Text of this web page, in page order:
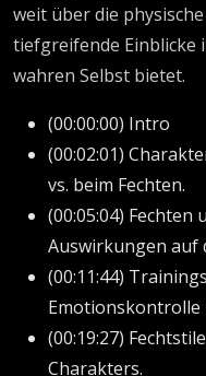
weit über die
tiefgreifende Einblicke
wahren Selbst bietet.
(00:00:00) Intro
(00:02:01)
vs. beim Fechten.
(00:05:04) Fechten
Auswirkungen auf
(00:11:44)
Emotionskontrolle
(00:19:27)
Charakters.